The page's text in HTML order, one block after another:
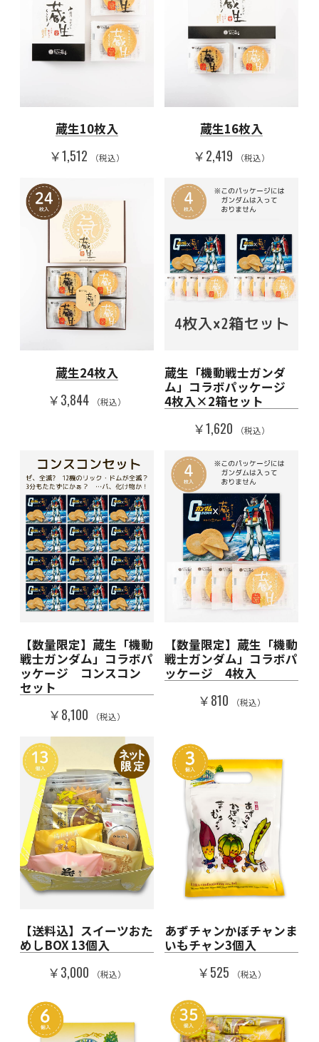
蔵生10枚入
￥1,512 （税込）
蔵生16枚入
￥2,419 （税込）
蔵生24枚入
￥3,844 （税込）
蔵生「機動戦士ガンダ
ム」コラボパッケージ
4枚入×2箱セット
￥1,620 （税込）
【数量限定】蔵生「機動
戦士ガンダム」コラボパ
ッケージ コンスコン
セット
￥8,100 （税込）
【数量限定】蔵生「機動
戦士ガンダム」コラボパ
ッケージ 4枚入
￥810 （税込）
【送料込】スイーツおた
めしBOX 13個入
￥3,000 （税込）
あずチャンかぼチャンま
いもチャン3個入
￥525 （税込）